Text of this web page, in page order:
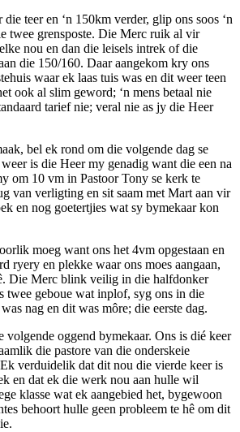
teer en ‘n 150km verder, glip ons soos ‘n
twee grensposte. Die Merc ruik al vir
nou en dan die leisels intrek of die
die 150/160. Daar aangekom kry ons
waar ek laas tuis was en dit weer teen
ook al slim geword; ‘n mens betaal nie
tarief nie; veral nie as jy die Heer
bel ek rond om die volgende dag se
is die Heer my genadig want die een na
om 10 vm in Pastoor Tony se kerk te
van verligting en sit saam met Mart aan vir
en nog goetertjies wat sy bymekaar kon
moeg want ons het 4vm opgestaan en
ryery en plekke waar ons moes aangaan,
Die Merc blink veilig in die halfdonker
twee geboue wat inplof, syg ons in die
nag en dit was môre; die eerste dag.
volgende oggend bymekaar. Ons is dié keer
die pastore van die onderskeie
verduidelik dat dit nou die vierde keer is
en dat ek die werk nou aan hulle wil
klasse wat ek aangebied het, bygewoon
behoort hulle geen probleem te hê om dit